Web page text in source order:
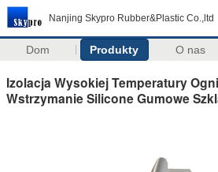
Nanjing Skypro Rubber&Plastic Co.,ltd
Dom Produkty O nas
Izolacja Wysokiej Temperatury
Wstrzymanie Silicone Gumowe